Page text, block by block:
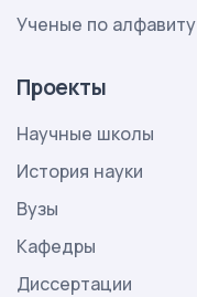
Ученые по алфавиту
Проекты
Научные школы
История науки
Вузы
Кафедры
Диссертации